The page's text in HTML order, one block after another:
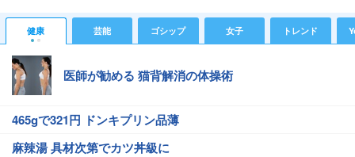
健康 芸能 ゴシップ 女子 トレンド
医師が勧める 猫背解消の体操術
465gで321円 ドンキプリン品薄
麻辣湯 具材次第でカツ丼級に